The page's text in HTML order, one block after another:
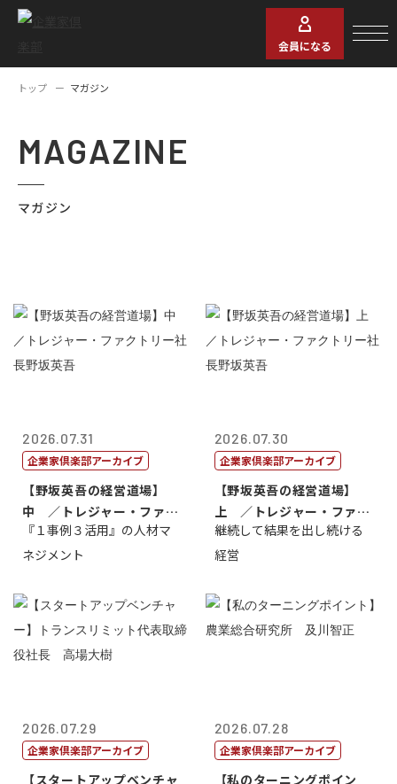
会員になる
トップ マガジン
MAGAZINE
マガジン
2026.07.31
企業家倶楽部アーカイブ
【野坂英吾の経営道場】
中 ／トレジャー・ファク
トリー社長野坂...
『１事例３活用』の人材マ
ネジメント
2026.07.30
企業家倶楽部アーカイブ
【野坂英吾の経営道場】
上 ／トレジャー・ファク
トリー社長野坂...
継続して結果を出し続ける
経営
2026.07.29
企業家倶楽部アーカイブ
【スタートアップベンチャ
2026.07.28
企業家倶楽部アーカイブ
【私のターニングポイン